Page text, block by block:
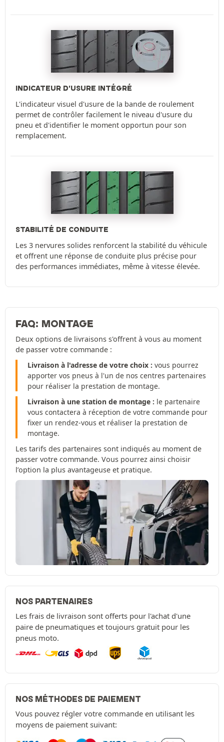
INDICATEUR D'USURE INTÉGRÉ
L'indicateur visuel d'usure de la bande de roulement
permet de contrôler facilement le niveau d'usure du
pneu et d'identifier le moment opportun pour son
remplacement.
STABILITÉ DE CONDUITE
Les 3 nervures solides renforcent la stabilité du véhicule
et offrent une réponse de conduite plus précise pour
des performances immédiates, même à vitesse élevée.
FAQ: MONTAGE
Deux options de livraisons s'offrent à vous au moment
de passer votre commande :
Livraison à l'adresse de votre choix : vous pourrez
apporter vos pneus à l'un de nos centres partenaires
pour réaliser la prestation de montage.
Livraison à une station de montage : le partenaire
vous contactera à réception de votre commande pour
fixer un rendez-vous et réaliser la prestation de
montage.
Les tarifs des partenaires sont indiqués au moment de
passer votre commande. Vous pourrez ainsi choisir
l’option la plus avantageuse et pratique.
NOS PARTENAIRES
Les frais de livraison sont offerts pour l'achat d'une
paire de pneumatiques et toujours gratuit pour les
pneus moto.
NOS MÉTHODES DE PAIEMENT
Vous pouvez régler votre commande en utilisant les
moyens de paiement suivant: